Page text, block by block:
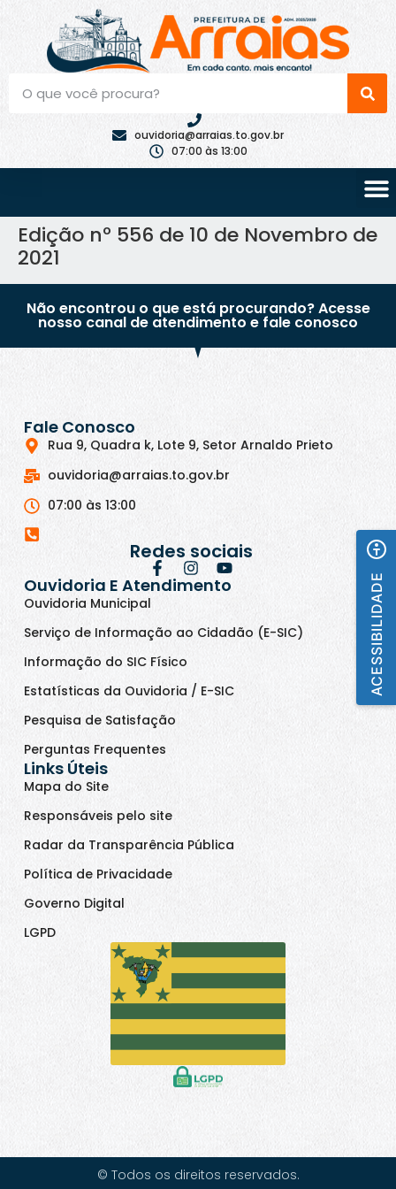
ouvidoria@arraias.to.gov.br
07:00 às 13:00
Edição nº 556 de 10 de Novembro de
2021
Não encontrou o que está procurando? Acesse
nosso canal de atendimento e fale conosco
Fale Conosco
Rua 9, Quadra k, Lote 9, Setor Arnaldo Prieto
ouvidoria@arraias.to.gov.br
07:00 às 13:00
Redes sociais
Ouvidoria E Atendimento
Ouvidoria Municipal
Serviço de Informação ao Cidadão (E-SIC)
Informação do SIC Físico
Estatísticas da Ouvidoria / E-SIC
Pesquisa de Satisfação
Perguntas Frequentes
Links Úteis
Mapa do Site
Responsáveis pelo site
Radar da Transparência Pública
Política de Privacidade
Governo Digital
LGPD
© Todos os direitos reservados.
ACESSIBILIDADE